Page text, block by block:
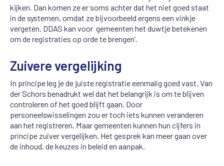
kijken. Dan komen ze er soms achter dat het niet goed staat
in de systemen, omdat ze bijvoorbeeld ergens een vinkje
vergeten. DDAS kan voor gemeenten het duwtje betekenen
om de registraties op orde te brengen’.
Zuivere vergelijking
In principe leg je de juiste registratie eenmalig goed vast. Van
der Schors benadrukt wel dat het belangrijk is om te blijven
controleren of het goed blijft gaan. Door
personeelswisselingen zou er toch iets kunnen veranderen
aan het registreren. Maar gemeenten kunnen hun cijfers in
principe zuiver vergelijken. Het gesprek kan meer gaan over
de inhoud, de keuzes in beleid en aanpak.